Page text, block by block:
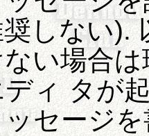
しない).
い場合
ィ タが
セージ